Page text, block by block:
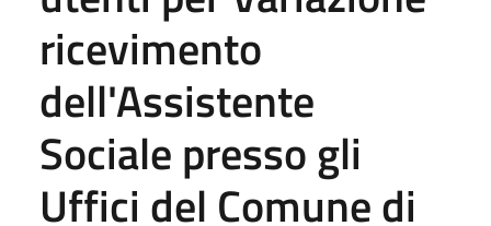
ricevimento
dell'Assistente
Sociale presso gli
Uffici del Comune di